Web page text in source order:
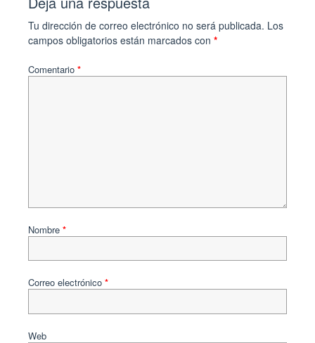
Tu dirección de correo electrónico no será publicada. Los
campos obligatorios están marcados con *
Comentario *
Nombre *
Correo electrónico *
Web